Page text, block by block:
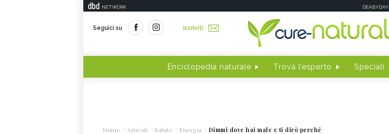
NETWORK DEABYDAY
Seguici su Iscriviti
Enciclopedia naturale Trova l'esperto Speciali
Home Articoli Salute Energia Dimmi dove hai male e ti dirò perché